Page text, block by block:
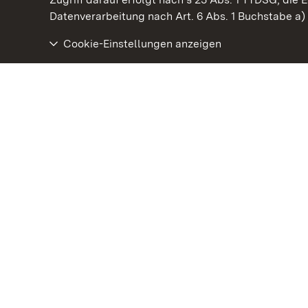
Datenverarbeitung nach Art. 6 Abs. 1 Buchstabe a)
Cookie-Einstellungen anzeigen